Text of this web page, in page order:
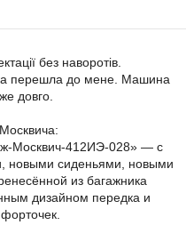
без наворотів.
перешла до мене. Машина
довго.
Москвич-412ИЭ-028» — с
новыми сиденьями, новыми
из багажника
дизайном передка и